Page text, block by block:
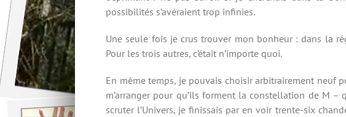
possibilités s’avéraient trop infinies.
Une seule fois je crus trouver mon bonheur : dans la
Pour les trois autres, c’était n’importe quoi.
En même temps, je pouvais choisir arbitrairement
m’arranger pour qu’ils forment la constellation de M –
scruter l’Univers, je finissais par en voir trente-six